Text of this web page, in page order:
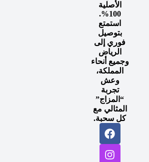
الأصلية
100%.
استمتع
بتوصيل
فوري إلى
الرياض
وجميع أنحاء
المملكة،
وعش
تجربة
“المزاج”
المثالي مع
كل سحبة.